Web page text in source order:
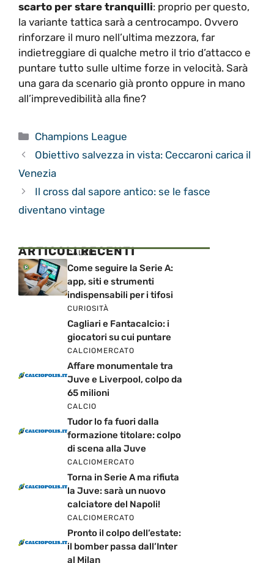
scarto per stare tranquilli: proprio per questo,
la variante tattica sarà a centrocampo. Ovvero
rinforzare il muro nell’ultima mezzora, far
indietreggiare di qualche metro il trio d’attacco e
puntare tutto sulle ultime forze in velocità. Sarà
una gara da scenario già pronto oppure in mano
all’imprevedibilità alla fine?
Categorie
Champions League
Obiettivo salvezza in vista: Ceccaroni carica il
Venezia
Il cross dal sapore antico: se le fasce
diventano vintage
ARTICOLI RECENTI
CALCIO
Come seguire la Serie A:
app, siti e strumenti
indispensabili per i tifosi
CURIOSITÀ
Cagliari e Fantacalcio: i
giocatori su cui puntare
CALCIOMERCATO
Affare monumentale tra
Juve e Liverpool, colpo da
65 milioni
CALCIO
Tudor lo fa fuori dalla
formazione titolare: colpo
di scena alla Juve
CALCIOMERCATO
Torna in Serie A ma rifiuta
la Juve: sarà un nuovo
calciatore del Napoli!
CALCIOMERCATO
Pronto il colpo dell’estate:
il bomber passa dall’Inter
al Milan